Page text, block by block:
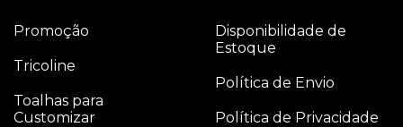
Promoção
Tricoline
Toalhas para
Customizar
Disponibilidade de
Estoque
Política de Envio
Política de Privacidade